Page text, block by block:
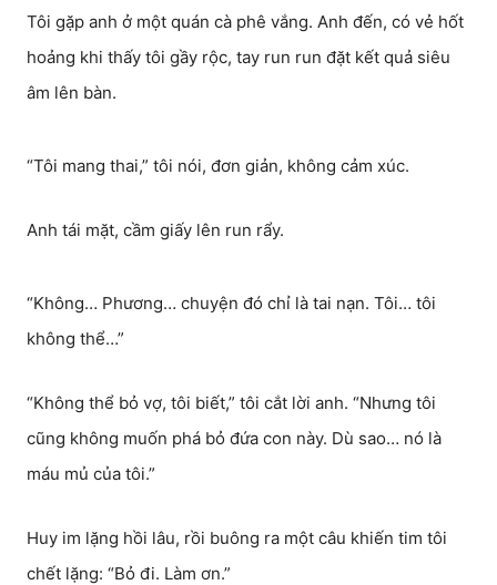
Tôi gặp anh ở một quán cà phê vắng. Anh đến, có vẻ hốt
hoảng khi thấy tôi gầy rộc, tay run run đặt kết quả siêu
âm lên bàn.
“Tôi mang thai,” tôi nói, đơn giản, không cảm xúc.
Anh tái mặt, cầm giấy lên run rẩy.
“Không… Phương… chuyện đó chỉ là tai nạn. Tôi… tôi
không thể…”
“Không thể bỏ vợ, tôi biết,” tôi cắt lời anh. “Nhưng tôi
cũng không muốn phá bỏ đứa con này. Dù sao… nó là
máu mủ của tôi.”
Huy im lặng hồi lâu, rồi buông ra một câu khiến tim tôi
chết lặng: “Bỏ đi. Làm ơn.”